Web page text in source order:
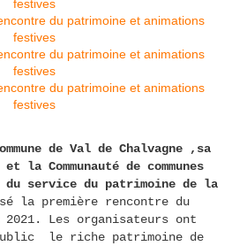
de Val de Chalvagne ,sa
la Communauté de communes
du service du patrimoine de la
la première rencontre du
2021. Les organisateurs ont
le riche patrimoine de